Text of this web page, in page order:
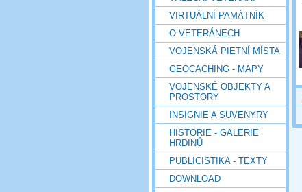
VIRTUÁLNÍ PAMÁTNÍK
O VETERÁNECH
VOJENSKÁ PIETNÍ MÍSTA
GEOCACHING - MAPY
VOJENSKÉ OBJEKTY A
PROSTORY
INSIGNIE A SUVENYRY
HISTORIE - GALERIE
HRDINŮ
PUBLICISTIKA - TEXTY
DOWNLOAD